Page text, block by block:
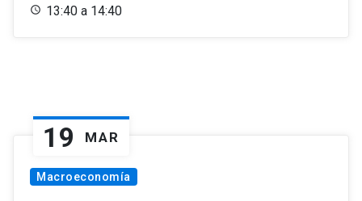
13:40 a 14:40
19 MAR
Macroeconomía